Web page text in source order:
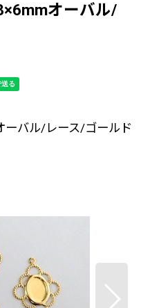
オーバル/
バル/レース/ゴールド